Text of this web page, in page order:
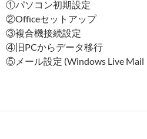
①パソコン初期設定
②Officeセットアップ
③複合機接続設定
④旧PCからデータ移行
⑤メール設定 (Windows Live